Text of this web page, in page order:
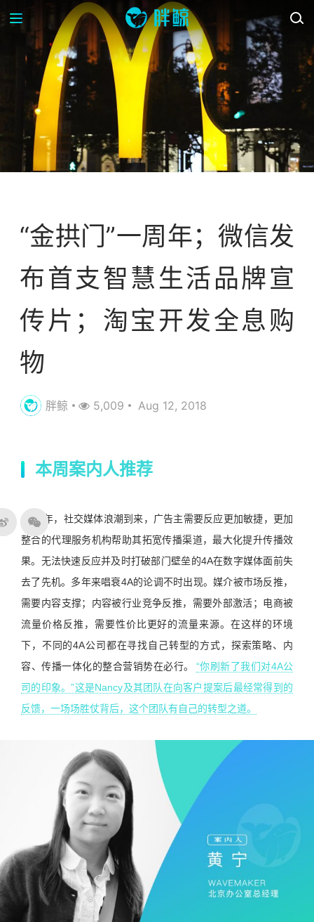
“金拱门”一周年；微信发
布首支智慧生活品牌宣
传片；淘宝开发全息购
物
胖鲸 5,009 Aug 12, 2018
本周案内人推荐
2008年，社交媒体浪潮到来，广告主需要反应更加敏捷，更加
整合的代理服务机构帮助其拓宽传播渠道，最大化提升传播效
果。无法快速反应并及时打破部门壁垒的4A在数字媒体面前失
去了先机。多年来唱衰4A的论调不时出现。媒介被市场反推，
需要内容支撑；内容被行业竞争反推，需要外部激活；电商被
流量价格反推，需要性价比更好的流量来源。在这样的环境
下，不同的4A公司都在寻找自己转型的方式，探索策略、内
容、传播一体化的整合营销势在必行。
“你刷新了我们对4A公
司的印象。”这是Nancy及其团队在向客户提案后最经常得到的
反馈，一场场胜仗背后，这个团队有自己的转型之道。